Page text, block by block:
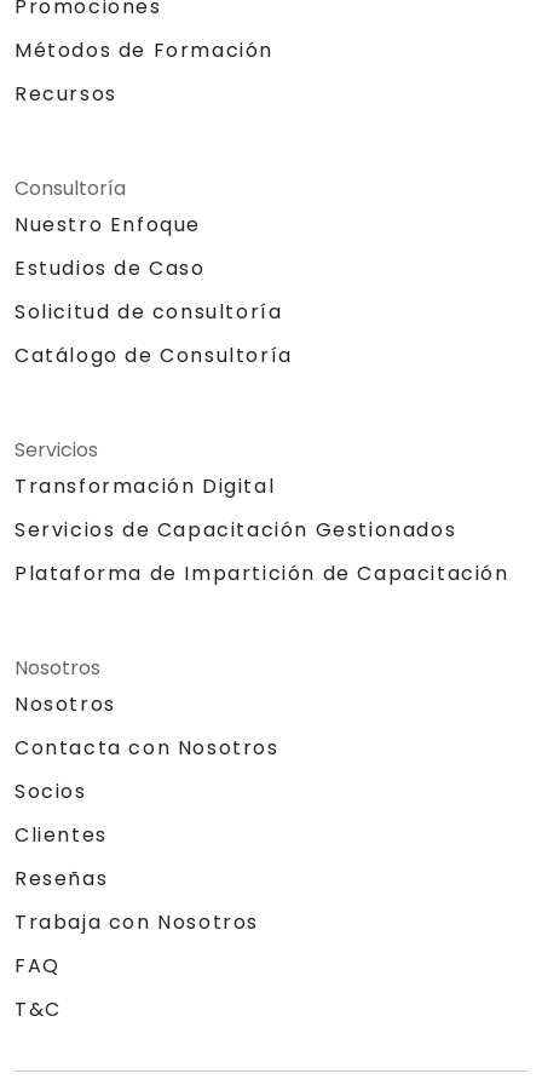
Promociones
Métodos de Formación
Recursos
Consultoría
Nuestro Enfoque
Estudios de Caso
Solicitud de consultoría
Catálogo de Consultoría
Servicios
Transformación Digital
Servicios de Capacitación Gestionados
Plataforma de Impartición de Capacitación
Nosotros
Nosotros
Contacta con Nosotros
Socios
Clientes
Reseñas
Trabaja con Nosotros
FAQ
T&C